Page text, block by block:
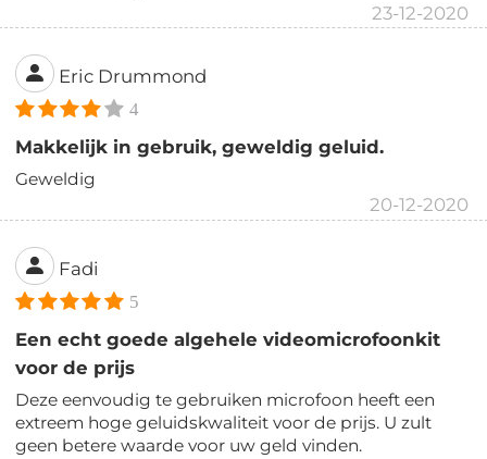
23-12-2020
Eric Drummond
4
Makkelijk in gebruik, geweldig geluid.
Geweldig
20-12-2020
Fadi
5
Een echt goede algehele videomicrofoonkit
voor de prijs
Deze eenvoudig te gebruiken microfoon heeft een
extreem hoge geluidskwaliteit voor de prijs. U zult
geen betere waarde voor uw geld vinden.